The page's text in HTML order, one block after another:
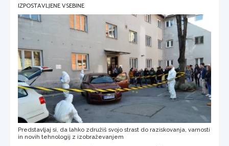
IZPOSTAVLJENE VSEBINE
Predstavljaj si, da lahko združiš svojo strast do raziskovanja, varnosti
in novih tehnologij z izobraževanjem